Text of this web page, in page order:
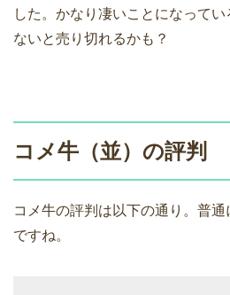
した。かなり凄いことになって
ないと売り切れるかも？
コメ牛（並）の評判
コメ牛の評判は以下の通り。普
ですね。